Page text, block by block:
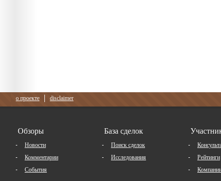
о проекте disclaimer
Обзоры
Новости
Комментарии
События
База сделок
Поиск сделок
Исследования
Рейтинги